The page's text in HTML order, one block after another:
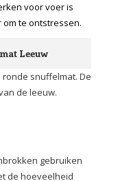
voor voer is
te ontstressen.
Leeuw
snuffelmat. De
de leeuw.
gebruiken
de hoeveelheid